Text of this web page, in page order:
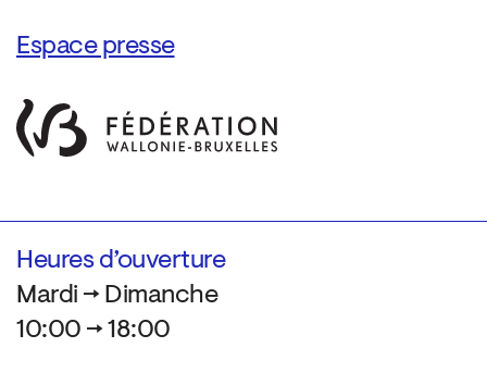
Espace presse
Heures d’ouverture
Mardi → Dimanche
10:00 → 18:00